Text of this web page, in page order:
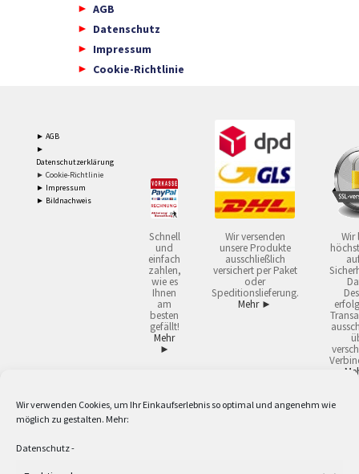
Wir verwenden Cookies, um Ihr Einkaufserlebnis so optimal und angenehm wie
möglich zu gestalten. Mehr:
Datenschutz-
AGB
Datenschutz
Impressum
Cookie-Richtlinie
► AGB
►
Datenschutzerklärung
► Cookie-Richtlinie
► Impressum
► Bildnachweis
Schnell
und
einfach
zahlen,
wie es
Ihnen
am
besten
gefällt!
Mehr
►
Wir versenden
unsere Produkte
ausschließlich
versichert per Paket
oder
Speditionslieferung.
Mehr ►
Wir
2 Lieferzeiten gelten mit Express-24.
Versandkostenfrei ab 59,90 € Nettowarenwert. Inseln ausgenommen. Unsere